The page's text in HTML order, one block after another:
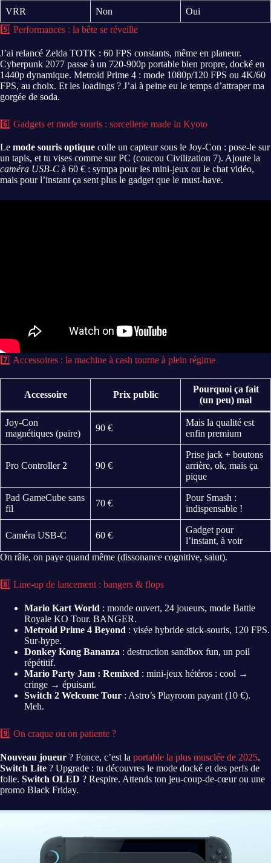
VRR Non
Oui
5️⃣ Performances : la bête se réveille
J’ai relancé Zelda TOTK : 60 FPS constants, même en planeur.
Cyberpunk 2077 passe à un 720-900p portable bien propre, docké en
1440p dynamique. Metroid Prime 4 : mode 1080p/120 FPS ou 4K/60
FPS, au choix. Et les loadings ? J’ai à peine eu le temps d’attraper ma
gorgée de soda.
6️⃣ Gadgets et mode souris : sorcellerie made in Kyoto
Le mode souris optique colle un capteur sous le Joy-Con : pose-le sur
un tapis, et tu vises comme sur PC (coucou Civilization 7). Ajoute la
caméra USB-C à 60 € : sympa pour les mini-jeux ou le chat vidéo,
mais pour l’instant ça sent plus le gadget que le must-have.
7️⃣ Accessoires : la machine à cash tourne à plein régime
Accessoire Prix public
Pourquoi ça fait
(un peu) mal
Joy-Con
magnétiques (paire)
90 €
Mais la qualité est
enfin premium
Pro Controller 2 90 €
Prise jack + boutons
arrière, ok, mais ça
pique
Pad GameCube sans
fil
70 €
Pour Smash :
indispensable !
Caméra USB-C 60 €
Gadget pour
l’instant, à voir
On râle, on paye quand même (dissonance cognitive, salut).
8️⃣ Line-up de lancement : bangers & flops
Mario Kart World : monde ouvert, 24 joueurs, mode Battle
Royale KO Tour. BANGER.
Metroid Prime 4 Beyond : visée hybride stick-souris, 120 FPS.
Sur-hype.
Donkey Kong Bananza : destruction sandbox fun, un poil
répétitif.
Mario Party Jam : Remixed : mini-jeux hétéros : cool →
cringe → épuisant.
Switch 2 Welcome Tour : Astro’s Playroom payant (10 €).
Meh.
9️⃣ On craque ou on patiente ?
Nouveau joueur ? Fonce, c’est la portable la plus musclée de 2025.
Switch Lite ? Upgrade : tu découvres le mode docké et des perfs de
folie. Switch OLED ? Respire. Attends ton jeu-coup-de-cœur ou une
promo Black Friday.